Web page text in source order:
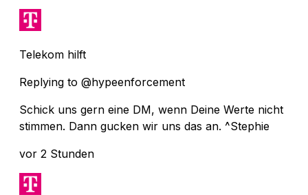
Telekom hilft
Replying to @hypeenforcement
Schick uns gern eine DM, wenn Deine Werte nicht
stimmen. Dann gucken wir uns das an. ^Stephie
vor 2 Stunden